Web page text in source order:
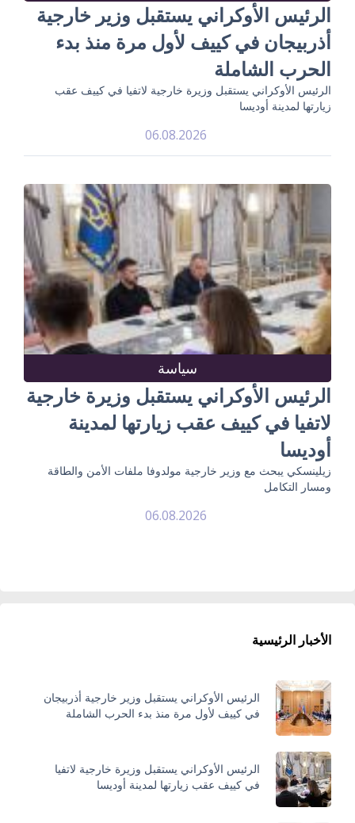
الرئيس الأوكراني يستقبل وزير خارجية
أذربيجان في كييف لأول مرة منذ بدء
الحرب الشاملة
الرئيس الأوكراني يستقبل وزيرة خارجية لاتفيا في كييف عقب
زيارتها لمدينة أوديسا
06.08.2026
سياسة
الرئيس الأوكراني يستقبل وزيرة خارجية
لاتفيا في كييف عقب زيارتها لمدينة
أوديسا
زيلينسكي يبحث مع وزير خارجية مولدوفا ملفات الأمن والطاقة
ومسار التكامل
06.08.2026
الأخبار الرئيسية
الرئيس الأوكراني يستقبل وزير خارجية أذربيجان
في كييف لأول مرة منذ بدء الحرب الشاملة
الرئيس الأوكراني يستقبل وزيرة خارجية لاتفيا
في كييف عقب زيارتها لمدينة أوديسا